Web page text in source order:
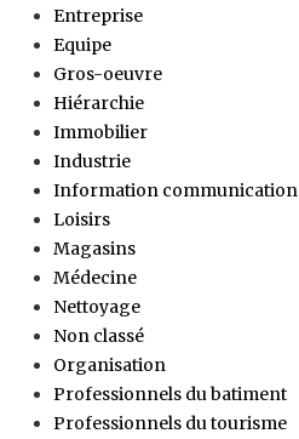
Entreprise
Equipe
Gros-oeuvre
Hiérarchie
Immobilier
Industrie
Information communication
Loisirs
Magasins
Médecine
Nettoyage
Non classé
Organisation
Professionnels du batiment
Professionnels du tourisme